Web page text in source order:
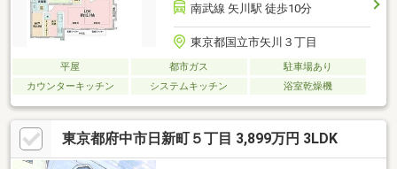
南武線 矢川駅 徒歩10分
東京都国立市矢川３丁目
平屋 都市ガス
駐車場あり
カウンターキッチン
システムキッチン 浴室乾燥機
東京都府中市日新町５丁目 3,899万円 3LDK